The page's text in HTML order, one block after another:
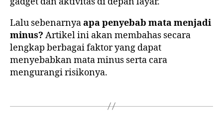
Lalu sebenarnyaapa penyebab mata menjadi
minus? Artikel ini akan membahas secara
lengkap berbagai faktor yang dapat
menyebabkan mata minus serta cara
mengurangi risikonya.